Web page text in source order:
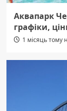
Аквапарк
графіки,
1 місяць тому